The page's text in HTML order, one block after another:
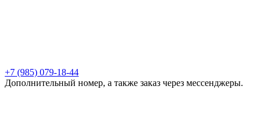
+7 (985) 079-18-44
Дополнительный номер, а также заказ через мессенджеры.